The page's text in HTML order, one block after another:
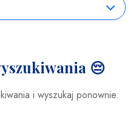
😔
i wyszukaj ponownie.